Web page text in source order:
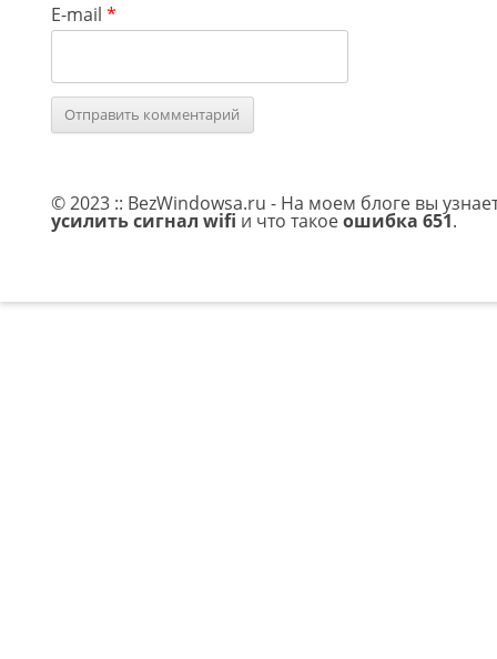
E-mail *
© 2023 :: BezWindowsa.ru - На моем блоге вы
усилить сигнал wifi и что такоеошибка 651.